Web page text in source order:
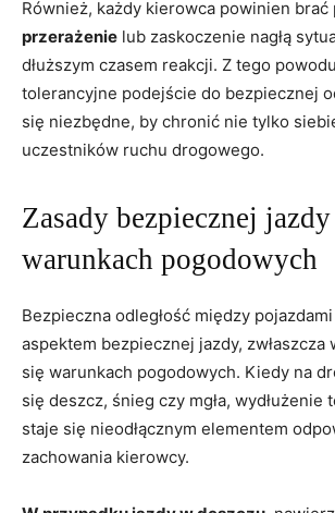
Również,⁤ każdy kierowca⁤ powinien⁢ brać
przerażenie lub zaskoczenie ​nagłą
dłuższym czasem reakcji. Z‍ tego
tolerancyjne podejście do bezpiecznej
się ⁤niezbędne, by chronić ‌nie tylko
uczestników ruchu drogowego.
Zasady bezpiecznej
warunkach pogodowych
Bezpieczna ⁤odległość ‍między
aspektem bezpiecznej jazdy, zwłaszcza
się warunkach pogodowych. Kiedy na
się deszcz, śnieg​ czy ‍mgła, wydłużenie
staje się nieodłącznym elementem
zachowania kierowcy.